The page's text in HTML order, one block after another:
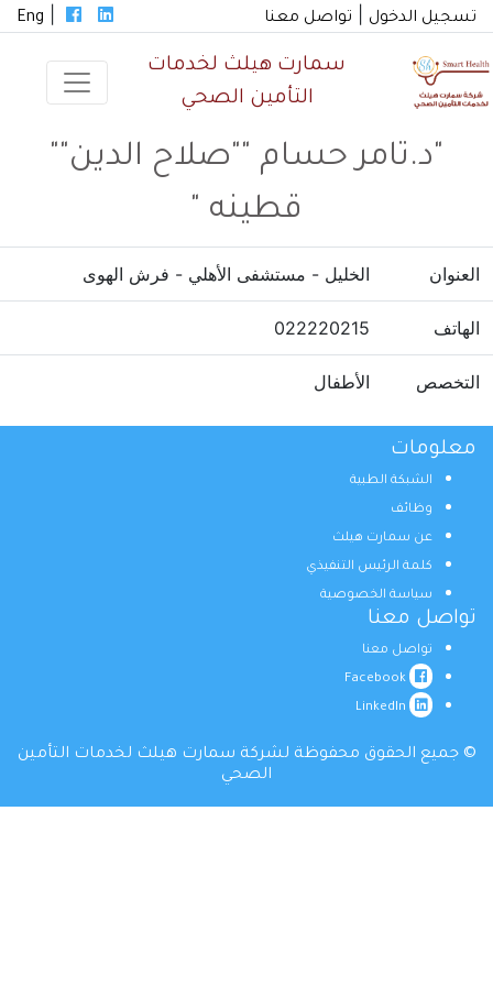
تسجيل الدخول تواصل معنا Eng
سمارت هيلث لخدمات
التأمين الصحي
"د.تامر حسام ""صلاح الدين""
قطينه "
العنوان الخليل - مستشفى الأهلي - فرش الهوى
الهاتف 022220215
التخصص الأطفال
معلومات
الشبكة الطبية
وظائف
عن سمارت هيلث
كلمة الرئيس التنفيذي
سياسة الخصوصية
تواصل معنا
تواصل معنا
© جميع الحقوق محفوظة لشركة سمارت هيلث لخدمات التأمين
الصحي